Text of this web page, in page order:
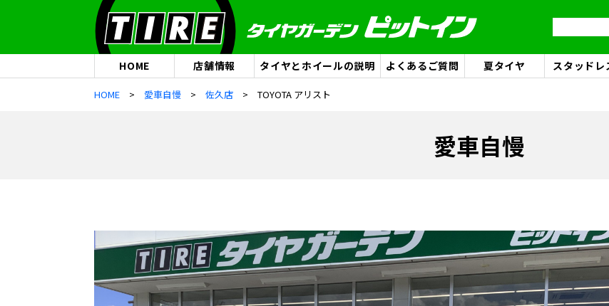
HOME 店舗情報 タイヤとホイールの説明 よくあるご質問 夏タイヤ スタッドレ
HOME 愛車自慢 佐久店 TOYOTA アリスト
愛車自慢